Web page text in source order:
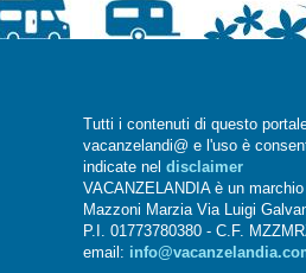
Tutti i contenuti di questo
vacanzelandi@ e l'uso è
indicate nel disclaimer
VACANZELANDIA è un
Mazzoni Marzia Via Luigi
P.I. 01773780380 - C.F.
email: